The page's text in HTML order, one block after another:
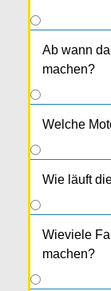
Ab wann
machen?
Welche
Wie läuft
Wieviele
machen?